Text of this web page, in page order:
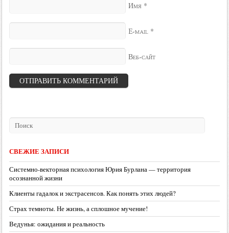
Имя *
E-mail *
Веб-сайт
СВЕЖИЕ ЗАПИСИ
Системно-векторная психология Юрия Бурлана — территория
осознанной жизни
Клиенты гадалок и экстрасенсов. Как понять этих людей?
Страх темноты. Не жизнь, а сплошное мучение!
Ведунья: ожидания и реальность